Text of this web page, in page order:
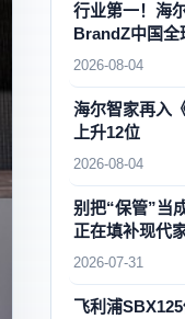
行业第一！海
BrandZ中国全
2026-08-04
海尔智家再入
上升12位
2026-08-04
别把“保管”当
正在填补现代
2026-07-31
飞利浦